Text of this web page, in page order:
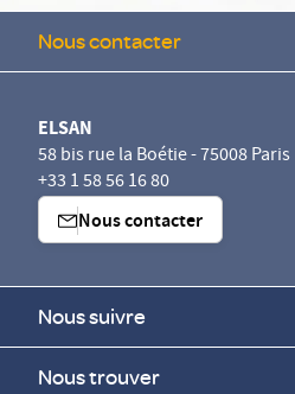
Nous contacter
ELSAN
58 bis rue la Boétie - 75008 Paris
+33 1 58 56 16 80
Nous contacter
Nous suivre
Nous trouver